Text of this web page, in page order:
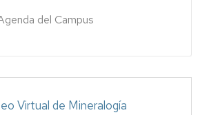
del Campus
Virtual de Mineralogía